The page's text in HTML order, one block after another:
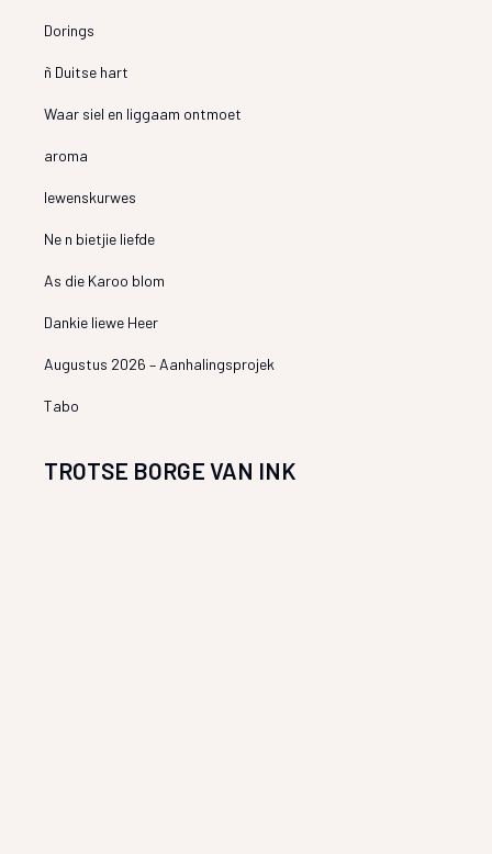
Dorings
ñ Duitse hart
Waar siel en liggaam ontmoet
aroma
lewenskurwes
Ne n bietjie liefde
As die Karoo blom
Dankie liewe Heer
Augustus 2026 – Aanhalingsprojek
Tabo
TROTSE BORGE VAN INK